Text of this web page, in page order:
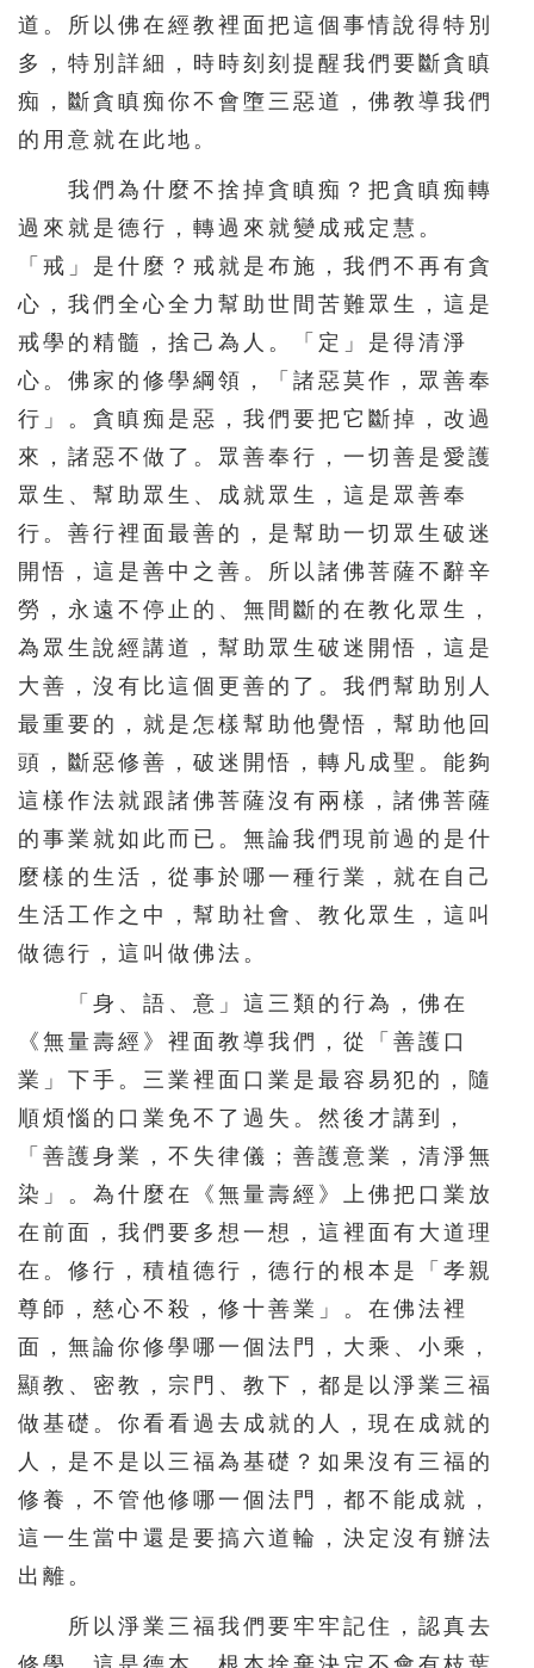
道。所以佛在經教裡面把這個事情說得特別
多，特別詳細，時時刻刻提醒我們要斷貪瞋
痴，斷貪瞋痴你不會墮三惡道，佛教導我們
的用意就在此地。
我們為什麼不捨掉貪瞋痴？把貪瞋痴轉
過來就是德行，轉過來就變成戒定慧。
「戒」是什麼？戒就是布施，我們不再有貪
心，我們全心全力幫助世間苦難眾生，這是
戒學的精髓，捨己為人。「定」是得清淨
心。佛家的修學綱領，「諸惡莫作，眾善奉
行」。貪瞋痴是惡，我們要把它斷掉，改過
來，諸惡不做了。眾善奉行，一切善是愛護
眾生、幫助眾生、成就眾生，這是眾善奉
行。善行裡面最善的，是幫助一切眾生破迷
開悟，這是善中之善。所以諸佛菩薩不辭辛
勞，永遠不停止的、無間斷的在教化眾生，
為眾生說經講道，幫助眾生破迷開悟，這是
大善，沒有比這個更善的了。我們幫助別人
最重要的，就是怎樣幫助他覺悟，幫助他回
頭，斷惡修善，破迷開悟，轉凡成聖。能夠
這樣作法就跟諸佛菩薩沒有兩樣，諸佛菩薩
的事業就如此而已。無論我們現前過的是什
麼樣的生活，從事於哪一種行業，就在自己
生活工作之中，幫助社會、教化眾生，這叫
做德行，這叫做佛法。
「身、語、意」這三類的行為，佛在
《無量壽經》裡面教導我們，從「善護口
業」下手。三業裡面口業是最容易犯的，隨
順煩惱的口業免不了過失。然後才講到，
「善護身業，不失律儀；善護意業，清淨無
染」。為什麼在《無量壽經》上佛把口業放
在前面，我們要多想一想，這裡面有大道理
在。修行，積植德行，德行的根本是「孝親
尊師，慈心不殺，修十善業」。在佛法裡
面，無論你修學哪一個法門，大乘、小乘，
顯教、密教，宗門、教下，都是以淨業三福
做基礎。你看看過去成就的人，現在成就的
人，是不是以三福為基礎？如果沒有三福的
修養，不管他修哪一個法門，都不能成就，
這一生當中還是要搞六道輪，決定沒有辦法
出離。
所以淨業三福我們要牢牢記住，認真去